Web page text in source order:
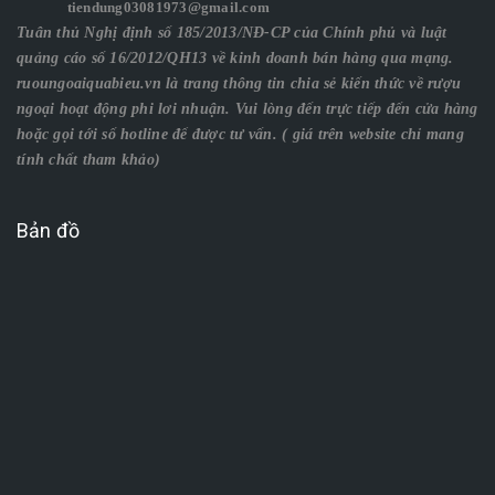
tiendung03081973@gmail.com
Tuân thủ Nghị định số 185/2013/NĐ-CP của Chính phủ và luật
quảng cáo số 16/2012/QH13 về kinh doanh bán hàng qua mạng.
ruoungoaiquabieu.vn là trang thông tin chia sẻ kiến thức về rượu
ngoại hoạt động phi lơi nhuận. Vui lòng đến trực tiếp đến cửa hàng
hoặc gọi tới số hotline để được tư vấn. ( giá trên website chỉ mang
tính chất tham khảo)
Bản đồ